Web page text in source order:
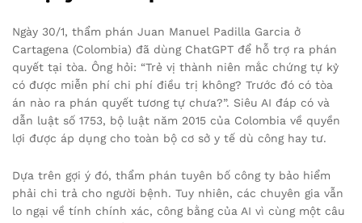
Ngày 30/1, thẩm phán Juan Manuel Padilla Garcia ở
Cartagena (Colombia) đã dùng ChatGPT để hỗ trợ ra phán
quyết tại tòa. Ông hỏi: “Trẻ vị thành niên mắc chứng tự kỷ
có được miễn phí chi phí điều trị không? Trước đó có tòa
án nào ra phán quyết tương tự chưa?”. Siêu AI đáp có và
dẫn luật số 1753, bộ luật năm 2015 của Colombia về quyền
lợi được áp dụng cho toàn bộ cơ sở y tế dù công hay tư.
Dựa trên gợi ý đó, thẩm phán tuyên bố công ty bảo hiểm
phải chi trả cho người bệnh. Tuy nhiên, các chuyên gia vẫn
lo ngại về tính chính xác, công bằng của AI vì cùng một câu